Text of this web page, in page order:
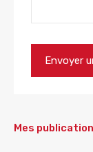
Mes